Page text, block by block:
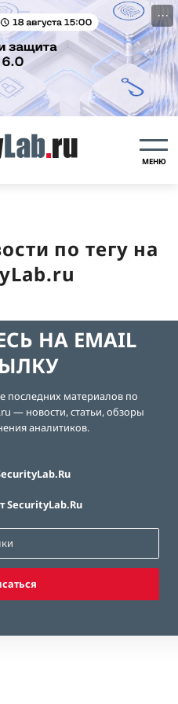
···
МЕНЮ
по тегу на
НА EMAIL
последних материалов по
— новости, статьи, обзоры
аналитиков.
SecurityLab.Ru